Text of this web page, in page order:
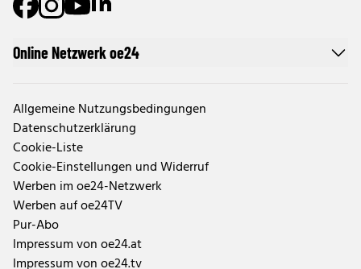
Online Netzwerk oe24
Allgemeine Nutzungsbedingungen
Datenschutzerklärung
Cookie-Liste
Cookie-Einstellungen und Widerruf
Werben im oe24-Netzwerk
Werben auf oe24TV
Pur-Abo
Impressum von oe24.at
Impressum von oe24.tv